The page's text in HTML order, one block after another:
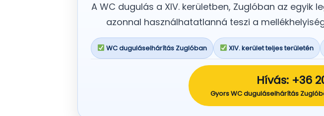
A WC dugulás a XIV. kerületben, Zuglóban az
azonnal használhatatlanná teszi a
WC duguláselhárítás Zuglóban XIV. kerület teljes területén
Hívás: +36
Gyors WC duguláselhárítás